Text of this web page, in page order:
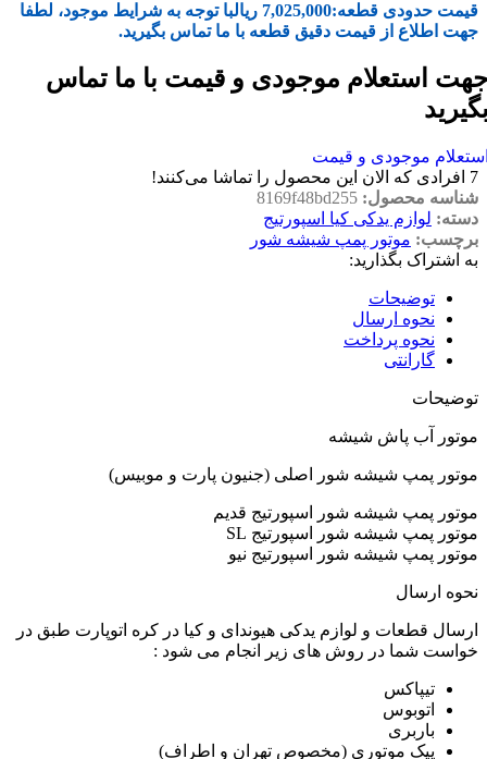
قیمت حدودی قطعه:7,025,000 ریالبا توجه به شرایط موجود، لطفا
جهت اطلاع از قیمت دقیق قطعه با ما تماس بگیرید.
استعلام موجودی و قیمت با ما تماس
موجودی و قیمت
7 افرادی که الان این محصول را تماشا می‌کنند!
شناسه محصول: 8169f48bd255
دسته: لوازم یدکی کیا اسپورتیج
برچسب: موتور پمپ شیشه شور
به اشتراک بگذارید:
توضیحات
نحوه ارسال
نحوه پرداخت
گارانتی
توضیحات
موتور آب پاش شیشه
موتور پمپ شیشه شور اصلی (جنیون پارت و موبیس)
موتور پمپ شیشه شور اسپورتیج قدیم
موتور پمپ شیشه شور اسپورتیج SL
موتور پمپ شیشه شور اسپورتیج نیو
نحوه ارسال
ارسال قطعات و لوازم یدکی هیوندای و کیا در کره اتوپارت طبق در
خواست شما در روش های زیر انجام می شود :
تیپاکس
اتوبوس
باربری
پیک موتوری (مخصوص تهران و اطراف)